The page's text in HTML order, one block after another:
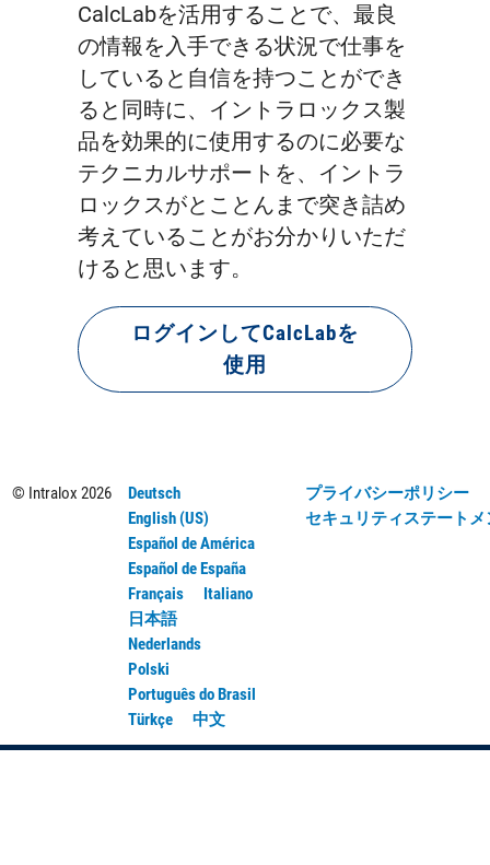
CalcLabを活用することで、最良
の情報を入手できる状況で仕事を
していると自信を持つことができ
ると同時に、イントラロックス製
品を効果的に使用するのに必要な
テクニカルサポートを、イントラ
ロックスがとことんまで突き詰め
考えていることがお分かりいただ
けると思います。
ログインしてCalcLabを
使用
© Intralox 2026
Deutsch
English (US)
Español de América
Español de España
Français
Italiano
日本語
Nederlands
Polski
Português do Brasil
Türkçe
中文
プライバシーポリシー
セキュリティステートメ